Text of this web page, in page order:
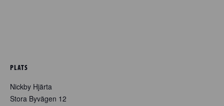
PLATS
Nickby Hjärta
Stora Byvägen 12